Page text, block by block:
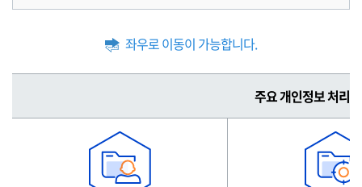
좌우로 이동이 가능합니다.
개
주요 개인정보 처리